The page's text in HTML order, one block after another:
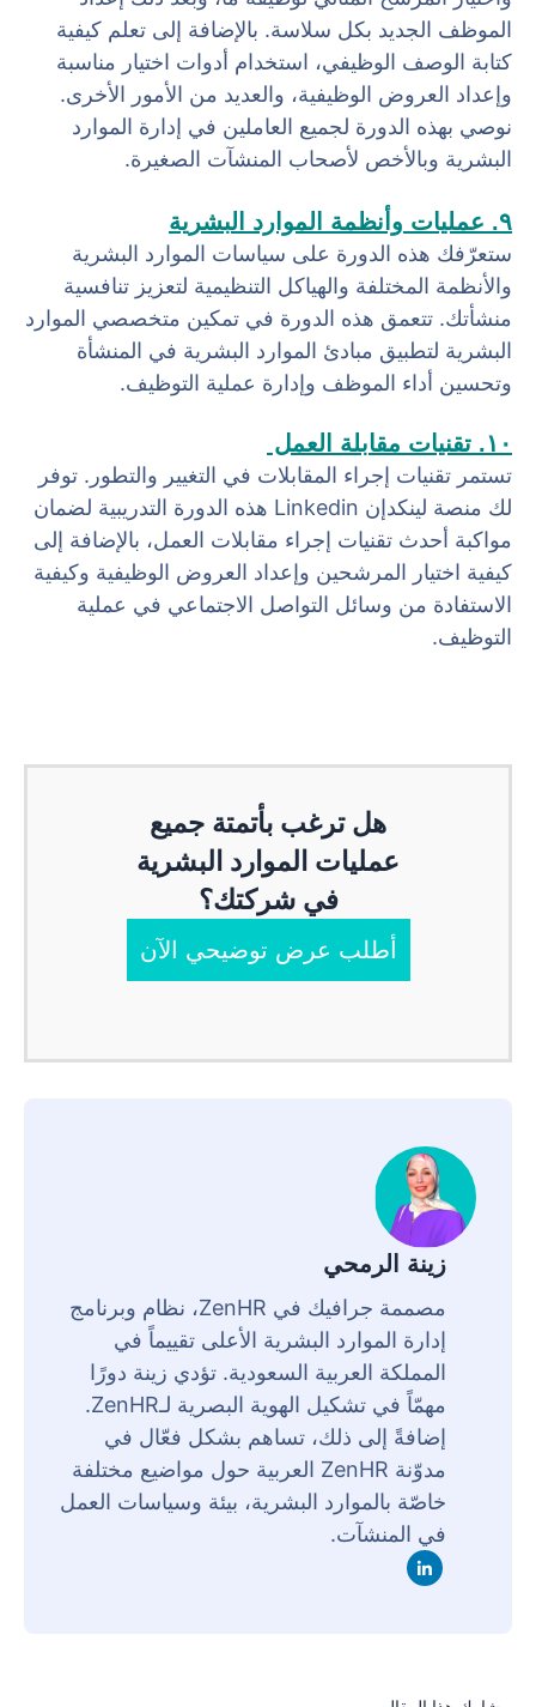
الموظف الجديد بكل سلاسة. بالإضافة إلى تعلم كيفية
كتابة الوصف الوظيفي، استخدام أدوات اختيار مناسبة
وإعداد العروض الوظيفية، والعديد من الأمور الأخرى.
نوصي بهذه الدورة لجميع العاملين في إدارة الموارد
البشرية وبالأخص لأصحاب المنشآت الصغيرة.
٩. عمليات وأنظمة الموارد البشرية
ستعرّفك هذه الدورة على سياسات الموارد البشرية
والأنظمة المختلفة والهياكل التنظيمية لتعزيز تنافسية
منشأتك. تتعمق هذه الدورة في تمكين متخصصي الموارد
البشرية لتطبيق مبادئ الموارد البشرية في المنشأة
وتحسين أداء الموظف وإدارة عملية التوظيف.
١٠. تقنيات مقابلة العمل
تستمر تقنيات إجراء المقابلات في التغيير والتطور. توفر
لك منصة لينكدإن Linkedin هذه الدورة التدريبية لضمان
مواكبة أحدث تقنيات إجراء مقابلات العمل، بالإضافة إلى
كيفية اختيار المرشحين وإعداد العروض الوظيفية وكيفية
الاستفادة من وسائل التواصل الاجتماعي في عملية
التوظيف.
هل ترغب بأتمتة جميع
عمليات الموارد البشرية
في شركتك؟
أطلب عرض توضيحي الآن
زينة الرمحي
مصممة جرافيك في ZenHR، نظام وبرنامج
إدارة الموارد البشرية الأعلى تقييماً في
المملكة العربية السعودية. تؤدي زينة دورًا
مهمّاً في تشكيل الهوية البصرية لـZenHR.
إضافةً إلى ذلك، تساهم بشكل فعّال في
مدوّنة ZenHR العربية حول مواضيع مختلفة
خاصّة بالموارد البشرية، بيئة وسياسات العمل
في المنشآت.